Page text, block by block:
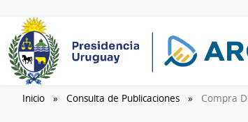
Inicio Consulta de Publicaciones Compra